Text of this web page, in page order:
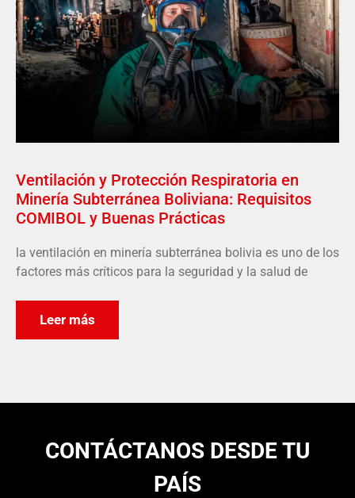
Ventilación y Protección Respiratoria en
Minería Subterránea Boliviana: Requisitos
COMIBOL y Buenas Prácticas
la ventilación en minería subterránea bolivia es uno de los
factores más críticos para la seguridad y la salud de
Leer más
CONTÁCTANOS DESDE TU
PAÍS